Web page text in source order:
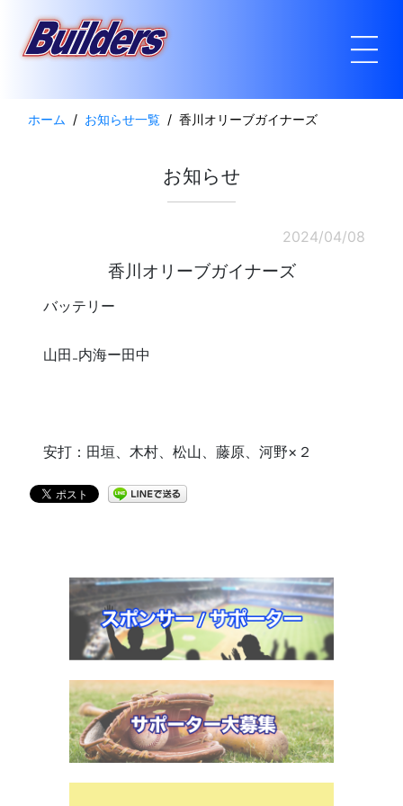
ホーム お知らせ一覧 香川オリーブガイナーズ
お知らせ
2024/04/08
香川オリーブガイナーズ
バッテリー
山田₋内海ー田中
安打：田垣、木村、松山、藤原、河野×２